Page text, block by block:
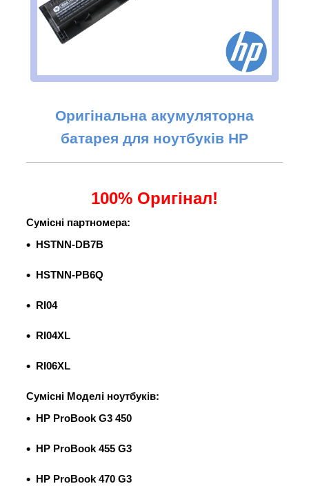
Оригінальна акумуляторна
батарея для ноутбуків НР
100% Оригінал!
Сумісні партномера:
HSTNN-DB7B
HSTNN-PB6Q
RI04
RI04XL
RI06XL
Сумісні Моделі ноутбуків:
HP ProBook G3 450
HP ProBook 455 G3
HP ProBook 470 G3